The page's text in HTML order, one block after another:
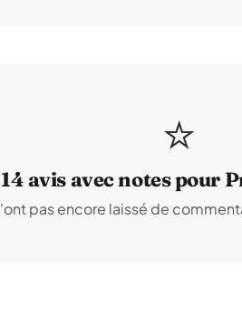
⭐
14 avis avec notes pour
pas encore laissé de